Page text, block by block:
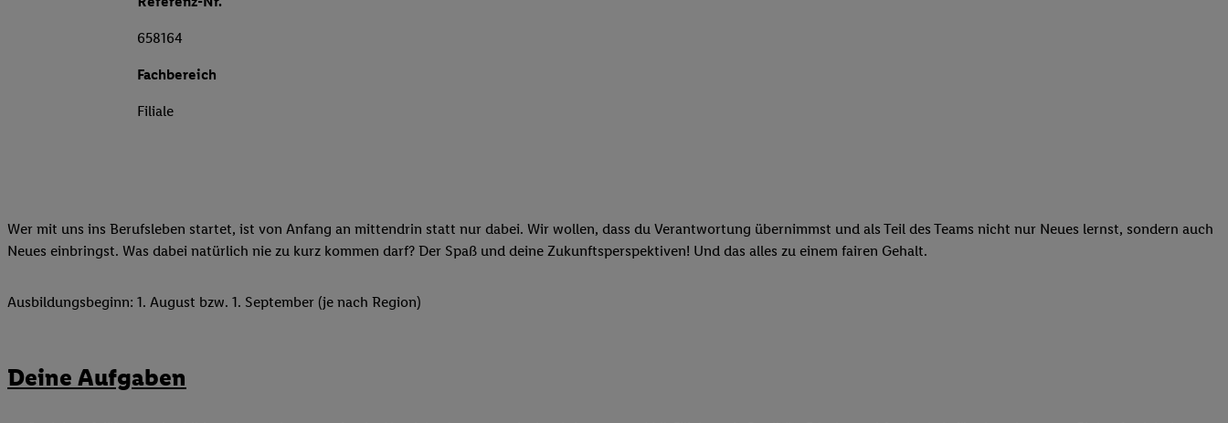
658164
Fachbereich
Filiale
Wer mit uns ins Berufsleben startet, ist von Anfang an mittendrin statt nur dabei. Wir wollen, dass du Verantwortung übernimmst und als Teil des Teams nicht nur Neues lernst, sondern auch
Neues einbringst. Was dabei natürlich nie zu kurz kommen darf? Der Spaß und deine Zukunftsperspektiven! Und das alles zu einem fairen Gehalt.
Ausbildungsbeginn: 1. August bzw. 1. September (je nach Region)
Deine Aufgaben